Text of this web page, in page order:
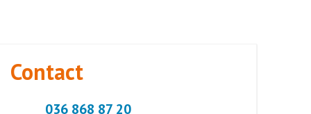
Contact
036 868 87 20